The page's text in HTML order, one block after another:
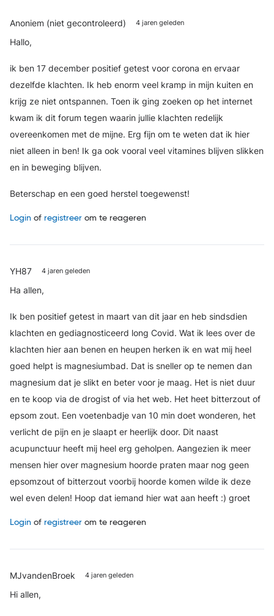
Anoniem (niet gecontroleerd) 4 jaren geleden
Hallo,
ik ben 17 december positief getest voor corona en ervaar
dezelfde klachten. Ik heb enorm veel kramp in mijn kuiten en
krijg ze niet ontspannen. Toen ik ging zoeken op het internet
kwam ik dit forum tegen waarin jullie klachten redelijk
overeenkomen met de mijne. Erg fijn om te weten dat ik hier
niet alleen in ben! Ik ga ook vooral veel vitamines blijven slikken
en in beweging blijven.
Beterschap en een goed herstel toegewenst!
Login of registreer om te reageren
YH87 4 jaren geleden
Ha allen,
Ik ben positief getest in maart van dit jaar en heb sindsdien
klachten en gediagnosticeerd long Covid. Wat ik lees over de
klachten hier aan benen en heupen herken ik en wat mij heel
goed helpt is magnesiumbad. Dat is sneller op te nemen dan
magnesium dat je slikt en beter voor je maag. Het is niet duur
en te koop via de drogist of via het web. Het heet bitterzout of
epsom zout. Een voetenbadje van 10 min doet wonderen, het
verlicht de pijn en je slaapt er heerlijk door. Dit naast
acupunctuur heeft mij heel erg geholpen. Aangezien ik meer
mensen hier over magnesium hoorde praten maar nog geen
epsomzout of bitterzout voorbij hoorde komen wilde ik deze
wel even delen! Hoop dat iemand hier wat aan heeft :) groet
Login of registreer om te reageren
MJvandenBroek 4 jaren geleden
Hi allen,